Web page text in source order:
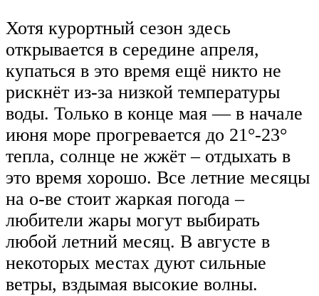
Хотя курортный сезон здесь
открывается в середине апреля,
купаться в это время ещё никто не
рискнёт из-за низкой температуры
воды. Только в конце мая — в начале
июня море прогревается до 21°-23°
тепла, солнце не жжёт – отдыхать в
это время хорошо. Все летние месяцы
на о-ве стоит жаркая погода –
любители жары могут выбирать
любой летний месяц. В августе в
некоторых местах дуют сильные
ветры, вздымая высокие волны.